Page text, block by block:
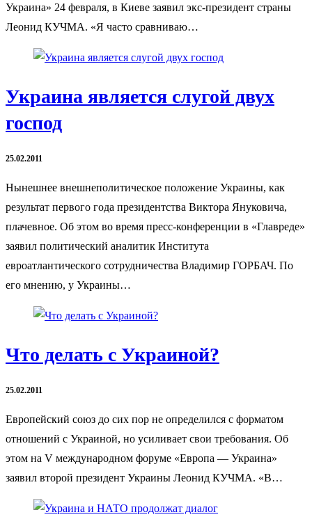
Украина» 24 февраля, в Киеве заявил экс-президент страны
Леонид КУЧМА. «Я часто сравниваю…
Украина является слугой двух
господ
25.02.2011
Нынешнее внешнеполитическое положение Украины, как
результат первого года президентства Виктора Януковича,
плачевное. Об этом во время пресс-конференции в «Главреде»
заявил политический аналитик Института
евроатлантического сотрудничества Владимир ГОРБАЧ. По
его мнению, у Украины…
Что делать с Украиной?
25.02.2011
Европейский союз до сих пор не определился с форматом
отношений с Украиной, но усиливает свои требования. Об
этом на V международном форуме «Европа — Украина»
заявил второй президент Украины Леонид КУЧМА. «В…